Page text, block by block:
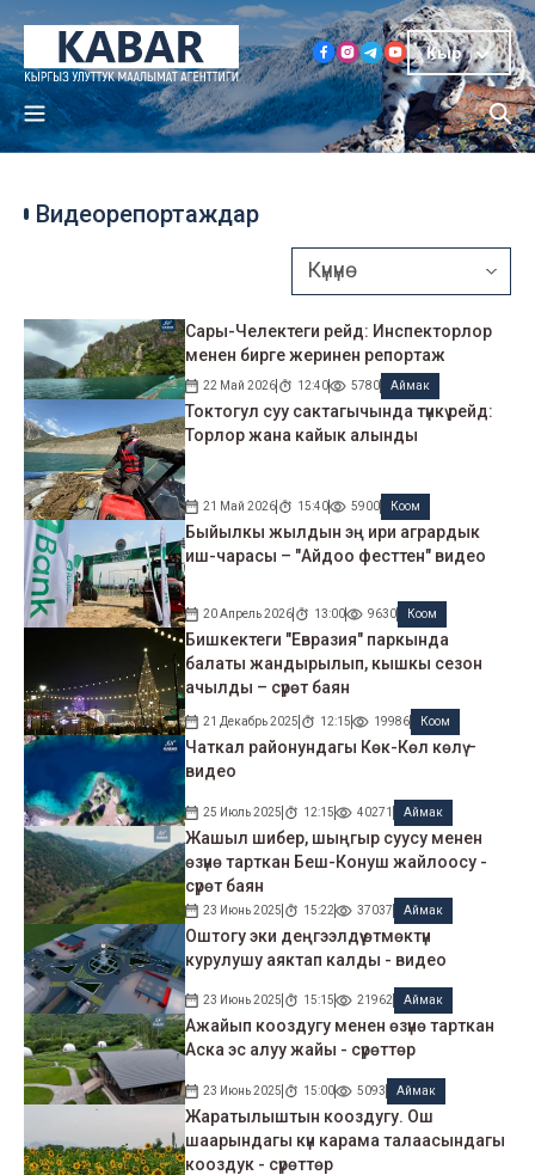
Кыр
Видеорепортаждар
Сары-Челектеги рейд: Инспекторлор
менен бирге жеринен репортаж
22 Май 2026 12:40 5780 Аймак
Токтогул суу сактагычында түнкү рейд:
Торлор жана кайык алынды
21 Май 2026 15:40 5900 Коом
Быйылкы жылдын эң ири агрардык
иш-чарасы – "Айдоо фесттен" видео
20 Апрель 2026 13:00 9630 Коом
Бишкектеги "Евразия" паркында
балаты жандырылып, кышкы сезон
ачылды – сүрөт баян
21 Декабрь 2025 12:15 19986 Коом
Чаткал районундагы Көк-Көл көлү –
видео
25 Июль 2025 12:15 40271 Аймак
Жашыл шибер, шыңгыр суусу менен
өзүнө тарткан Беш-Конуш жайлоосу -
сүрөт баян
23 Июнь 2025 15:22 37037 Аймак
Оштогу эки деңгээлдүү өтмөктүн
курулушу аяктап калды - видео
23 Июнь 2025 15:15 21962 Аймак
Ажайып кооздугу менен өзүнө тарткан
Аска эс алуу жайы - сүрөттөр
23 Июнь 2025 15:00 5093 Аймак
Жаратылыштын кооздугу. Ош
шаарындагы күн карама талаасындагы
кооздук - сүрөттөр